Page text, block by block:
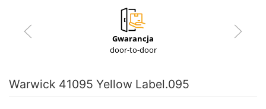
Gwarancja
door-to-door
Warwick 41095 Yellow Label.095